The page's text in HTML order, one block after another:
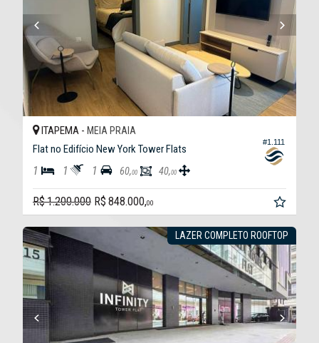
#1.111
ITAPEMA - MEIA PRAIA
Flat no Edifício New York Tower Flats
1 1 1 60,00 40,00
R$ 1.200.000 R$ 848.000,00
LAZER COMPLETO ROOFTOP